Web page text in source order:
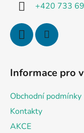
+420 733
Informace pro
Obchodní podmínky
Kontakty
AKCE